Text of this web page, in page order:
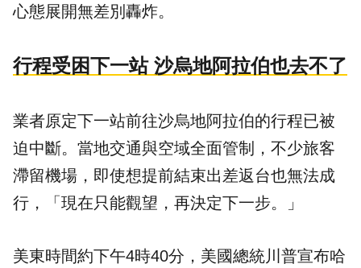
心態展開無差別轟炸。
行程受困下一站 沙烏地阿拉伯也去不了
業者原定下一站前往沙烏地阿拉伯的行程已被
迫中斷。當地交通與空域全面管制，不少旅客
滯留機場，即使想提前結束出差返台也無法成
行，「現在只能觀望，再決定下一步。」
美東時間約下午4時40分，美國總統川普宣布哈